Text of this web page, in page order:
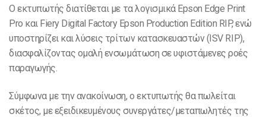
Ο εκτυπωτής διατίθεται με τα λογισμικά Epson Edge Print
Pro και Fiery Digital Factory Epson Production Edition RIP, ενώ
υποστηρίζει και λύσεις τρίτων κατασκευαστών (ISV RIP),
διασφαλίζοντας ομαλή ενσωμάτωση σε υφιστάμενες ροές
παραγωγής.
Σύμφωνα με την ανακοίνωση, ο εκτυπωτής θα πωλείται
σκέτος, με εξειδικευμένους συνεργάτες/μεταπωλητές της